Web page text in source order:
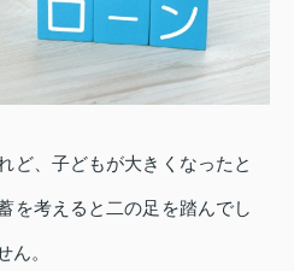
ど、子どもが大きくなったと
を考えると二の足を踏んでし
ん。